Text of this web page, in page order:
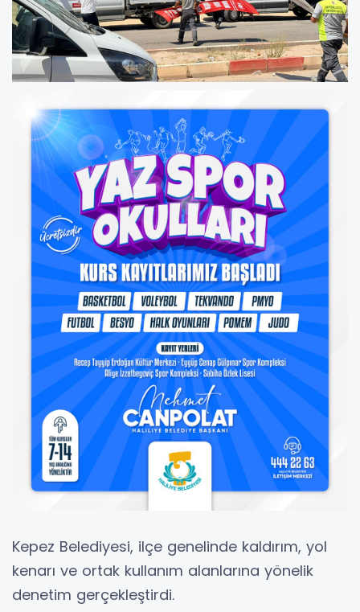
Kepez Belediyesi, ilçe genelinde kaldırım, yol
kenarı ve ortak kullanım alanlarına yönelik
denetim gerçekleştirdi.